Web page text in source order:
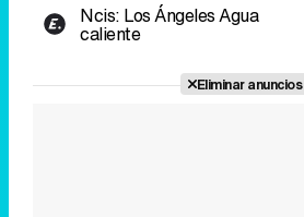
Ncis: Los ÁngelesAgua
caliente
Eliminar anuncios